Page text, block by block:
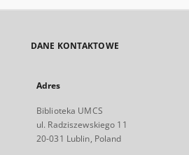
DANE KONTAKTOWE
Adres
Biblioteka UMCS
ul. Radziszewskiego 11
20-031 Lublin, Poland